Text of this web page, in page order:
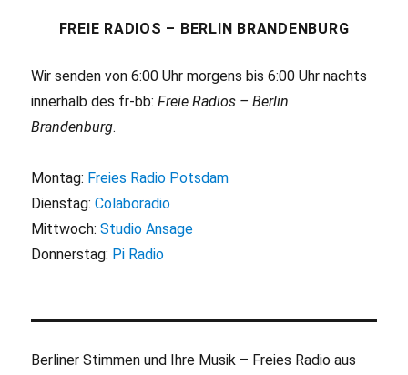
FREIE RADIOS – BERLIN BRANDENBURG
Wir senden von 6:00 Uhr morgens bis 6:00 Uhr nachts
innerhalb des fr-bb:Freie Radios – Berlin
Brandenburg.
Montag: Freies Radio Potsdam
Dienstag:Colaboradio
Mittwoch:Studio Ansage
Donnerstag: Pi Radio
Berliner Stimmen und Ihre Musik – Freies Radio aus